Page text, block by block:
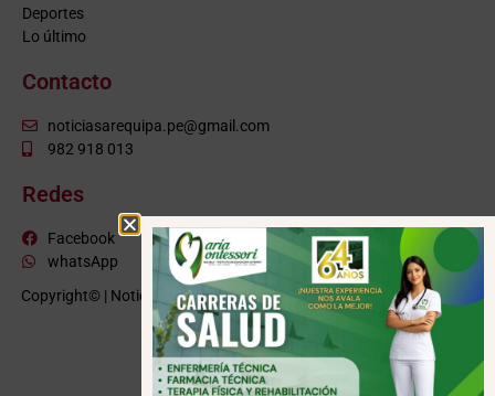
Deportes
Lo último
Contacto
noticiasarequipa.pe@gmail.com
982 918 013
Redes
Facebook
whatsApp
Copyright© | NoticiasArequipa.pe | Grupo HBA Noticias| Todos los
derechos reservados
VISITE TAMBIÉN